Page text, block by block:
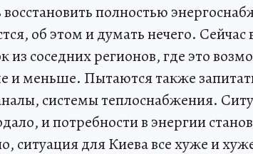
восстановить полностью
об этом и думать нечего.
из соседних регионов, где это
и меньше. Пытаются также
системы теплоснабжения.
и потребности в энергии
ситуация для Киева все хуже и